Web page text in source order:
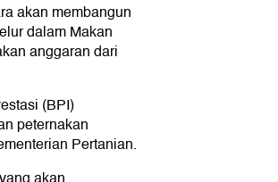
akan membangun
dalam Makan
anggaran dari
(BPI)
peternakan
Pertanian.